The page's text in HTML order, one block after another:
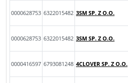
0000628753 6322015482 3SM SP. Z O.O.
0000628753 6322015482 3SM SP. Z O.O.
0000416597 6793081248 4CLOVER SP. Z O.O.